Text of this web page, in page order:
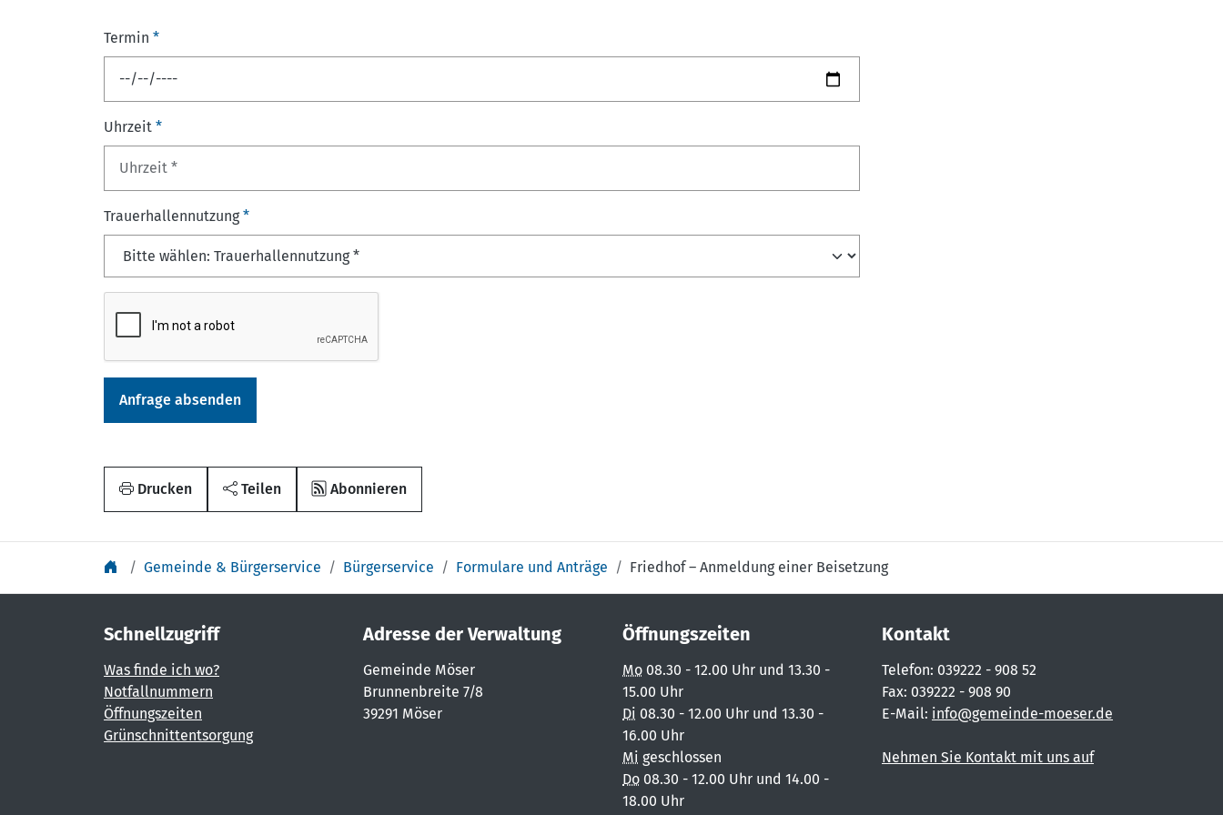
Termin *
Uhrzeit *
Trauerhallennutzung*
Anfrage absenden
Drucken Teilen Abonnieren
Gemeinde & Bürgerservice Bürgerservice Formulare und Anträge Friedhof – Anmeldung einer Beisetzung
Schnellzugriff
Was finde ich wo?
Notfallnummern
Öffnungszeiten
Grünschnittentsorgung
Adresse der Verwaltung
Gemeinde Möser
Brunnenbreite 7/8
39291 Möser
Öffnungszeiten
Mo 08.30 - 12.00 Uhr und 13.30 -
15.00 Uhr
Di 08.30 - 12.00 Uhr und 13.30 -
16.00 Uhr
Mi geschlossen
Do 08.30 - 12.00 Uhr und 14.00 -
18.00 Uhr
Kontakt
Telefon: 039222 - 908 52
Fax: 039222 - 908 90
E-Mail: info@gemeinde-moeser.de
Nehmen Sie Kontakt mit uns auf